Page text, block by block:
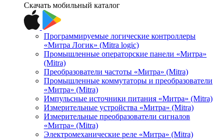
Скачать мобильный каталог
Программируемые логические контроллеры
«Митра Логик» (Mitra logic)
Промышленные операторские панели «Митра»
(Mitra)
Преобразователи частоты «Митра» (Mitra)
Промышленные коммутаторы и преобразователи
«Митра» (Mitra)
Импульсные источники питания «Митра» (Mitra)
Измерительные устройства «Митра» (Mitra)
Измерительные преобразователи сигналов
«Митра» (Mitra)
Электромеханические реле «Митра» (Mitra)